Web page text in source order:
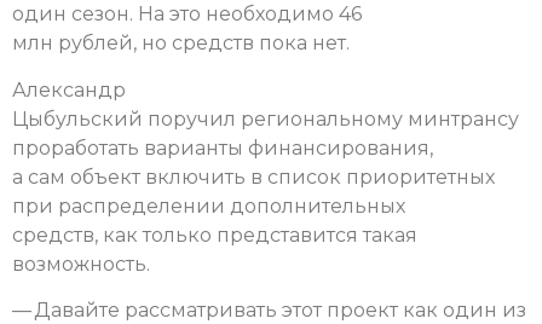
один сезон. На это необходимо 46
млн рублей, но средств пока нет.
Александр
Цыбульский поручил региональному минтрансу
проработать варианты финансирования,
а сам объект включить в список приоритетных
при распределении дополнительных
средств, как только представится такая
возможность.
— Давайте рассматривать этот проект как один из